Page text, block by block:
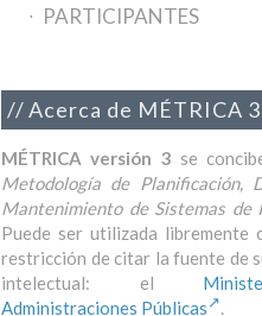
PARTICIPANTES
Acerca de MÉTRICA 3
MÉTRICA versión 3 se
Metodología de Planificación,
Mantenimiento de Sistemas de
Puede ser utilizada libremente
restricción de citar la fuente de
intelectual: el
Administraciones Públicas
.